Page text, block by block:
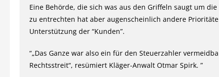
Eine Behörde, die sich was aus den Griffeln saugt um
zu entrechten hat aber augenscheinlich andere
Unterstützung der “Kunden”.
“„Das Ganze war also ein für den Steuerzahler
Rechtsstreit“, resümiert Kläger-Anwalt Otmar Spirk. ”